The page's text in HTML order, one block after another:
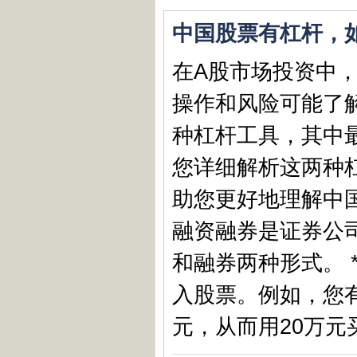
中国股票有杠杆，
在A股市场投资中
操作和风险可能了
种杠杆工具，其中
您详细解析这两种
助您更好地理解中
融资融券是证券公
和融券两种形式。
入股票。例如，您
元，从而用20万元